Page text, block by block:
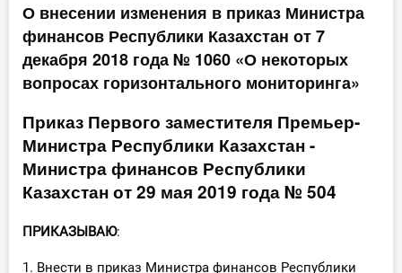
Консультации
Правовая база
Библиотека бухгалтера
Инструменты
Вебинары
Справочник бухгалтера
О внесении изменения в приказ Министра
финансов Республики Казахстан от 7
декабря 2018 года № 1060 «О некоторых
вопросах горизонтального мониторинга»
Приказ Первого заместителя Премьер-
Министра Республики Казахстан -
Министра финансов Республики
Казахстан от 29 мая 2019 года № 504
ПРИКАЗЫВАЮ:
1. Внести в приказ Министра финансов Республики